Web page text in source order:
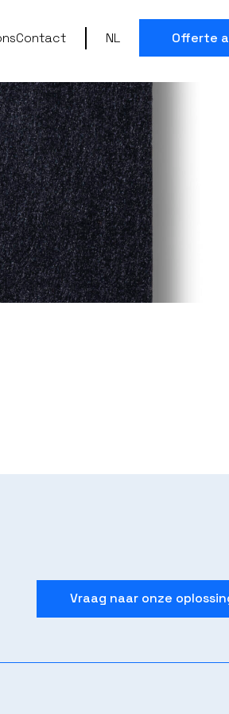
Contact NL Offerte
Vraag naar onze